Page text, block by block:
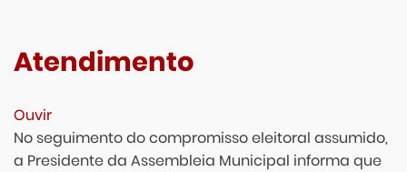
Atendimento
Ouvir
No seguimento do compromisso eleitoral assumido,
a Presidente da Assembleia Municipal informa que